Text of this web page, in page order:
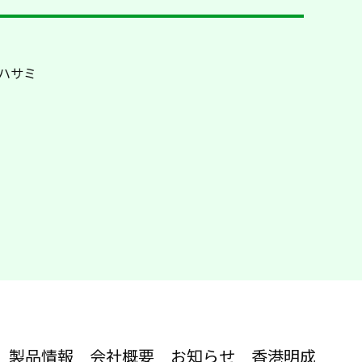
サミ
製品情報 会社概要 お知らせ 香港明成